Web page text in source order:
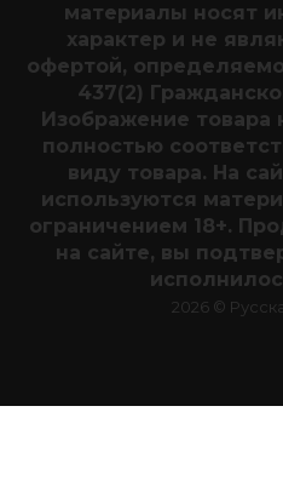
материалы носят
характер и не
офертой,
437(2)
Изображение товара
полностью
виду товара. На
используются
ограничением 18+.
на сайте, вы
2026 ©